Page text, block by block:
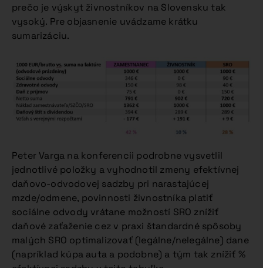
prečo je výskyt živnostníkov na Slovensku tak
vysoký. Pre objasnenie uvádzame krátku
sumarizáciu.
Peter Varga na konferencii podrobne vysvetlil
jednotlivé položky a vyhodnotil zmeny efektívnej
daňovo-odvodovej sadzby pri narastajúcej
mzde/odmene, povinnosti živnostníka platiť
sociálne odvody vrátane možností SRO znížiť
daňové zaťaženie cez v praxi štandardné spôsoby
malých SRO optimalizovať (legálne/nelegálne) dane
(napríklad kúpa auta a podobne) a tým tak znížiť %